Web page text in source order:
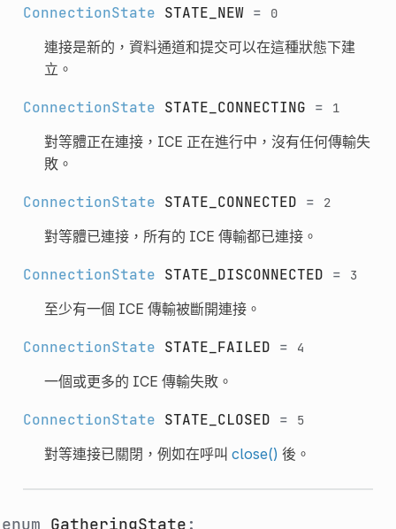
ConnectionState STATE_NEW= 0
連接是新的，資料通道和提交可以在這種狀態下建
立。
ConnectionState STATE_CONNECTING = 1
對等體正在連接，ICE 正在進行中，沒有任何傳輸失
敗。
ConnectionState STATE_CONNECTED = 2
對等體已連接，所有的 ICE 傳輸都已連接。
ConnectionState STATE_DISCONNECTED = 3
至少有一個 ICE 傳輸被斷開連接。
ConnectionState STATE_FAILED = 4
一個或更多的 ICE 傳輸失敗。
ConnectionState STATE_CLOSED = 5
對等連接已關閉，例如在呼叫 close() 後。
enum GatheringState :